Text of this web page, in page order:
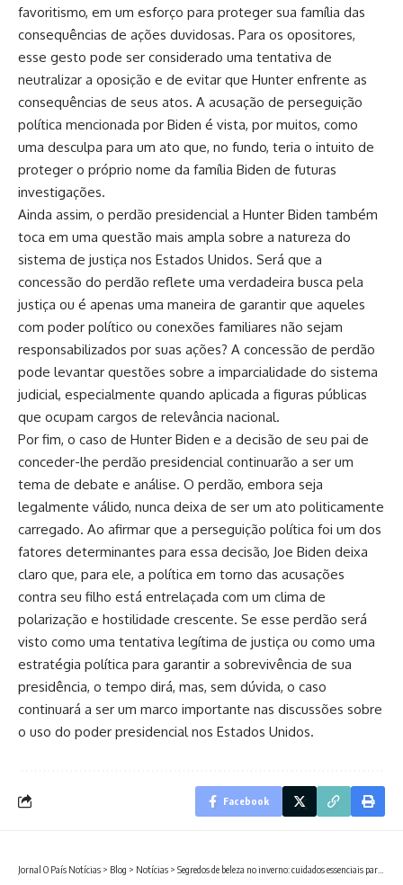
favoritismo, em um esforço para proteger sua família das
consequências de ações duvidosas. Para os opositores,
esse gesto pode ser considerado uma tentativa de
neutralizar a oposição e de evitar que Hunter enfrente as
consequências de seus atos. A acusação de perseguição
política mencionada por Biden é vista, por muitos, como
uma desculpa para um ato que, no fundo, teria o intuito de
proteger o próprio nome da família Biden de futuras
investigações.
Ainda assim, o perdão presidencial a Hunter Biden também
toca em uma questão mais ampla sobre a natureza do
sistema de justiça nos Estados Unidos. Será que a
concessão do perdão reflete uma verdadeira busca pela
justiça ou é apenas uma maneira de garantir que aqueles
com poder político ou conexões familiares não sejam
responsabilizados por suas ações? A concessão de perdão
pode levantar questões sobre a imparcialidade do sistema
judicial, especialmente quando aplicada a figuras públicas
que ocupam cargos de relevância nacional.
Por fim, o caso de Hunter Biden e a decisão de seu pai de
conceder-lhe perdão presidencial continuarão a ser um
tema de debate e análise. O perdão, embora seja
legalmente válido, nunca deixa de ser um ato politicamente
carregado. Ao afirmar que a perseguição política foi um dos
fatores determinantes para essa decisão, Joe Biden deixa
claro que, para ele, a política em torno das acusações
contra seu filho está entrelaçada com um clima de
polarização e hostilidade crescente. Se esse perdão será
visto como uma tentativa legítima de justiça ou como uma
estratégia política para garantir a sobrevivência de sua
presidência, o tempo dirá, mas, sem dúvida, o caso
continuará a ser um marco importante nas discussões sobre
o uso do poder presidencial nos Estados Unidos.
Facebook
Jornal O País Notícias > Blog > Notícias > Segredos de beleza no inverno: cuidados essenciais para a pele seca, com Nathalia Belletato